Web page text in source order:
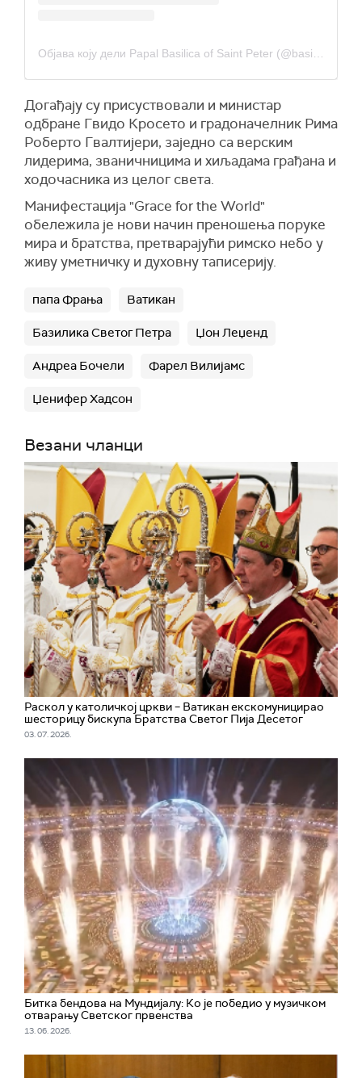
Догађају су присуствовали и министар
одбране Гвидо Кросето и градоначелник Рима
Роберто Гвалтијери, заједно са верским
лидерима, званичницима и хиљадама грађана и
ходочасника из целог света.
Манифестација "Grace for the World"
обележила је нови начин преношења поруке
мира и братства, претварајући римско небо у
живу уметничку и духовну таписерију.
папа Фрања Ватикан
Базилика Светог Петра Џон Леџенд
Андреа Бочели Фарел Вилијамс
Џенифер Хадсон
Везани чланци
Раскол у католичкој цркви – Ватикан екскомуницирао
шесторицу бискупа Братства Светог Пија Десетог
03. 07. 2026.
Битка бендова на Мундијалу: Ко је победио у музичком
отварању Светског првенства
13. 06. 2026.